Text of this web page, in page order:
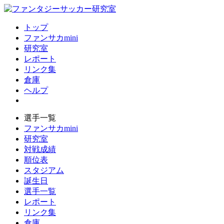
トップ
ファンサカmini
研究室
レポート
リンク集
倉庫
ヘルプ
選手一覧
ファンサカmini
研究室
対戦成績
順位表
スタジアム
誕生日
選手一覧
レポート
リンク集